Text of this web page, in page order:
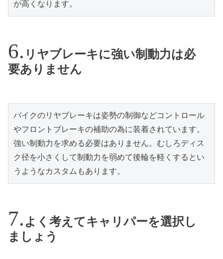
が高くなります。
リヤブレーキに強い制動力は必
要ありません
バイクのリヤブレーキは姿勢の制御などコントロール
やフロントブレーキの補助の為に装着されています。
強い制動力を求める必要はありません。むしろディス
ク径を小さくして制動力を弱めて後輪を軽くするとい
うようなカスタムもあります。
よく考えてキャリパーを選択し
ましょう